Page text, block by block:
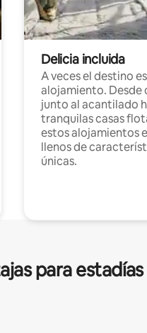
Delicia incluida
A veces el destino
alojamiento. Desde
junto al acantilado
tranquilas casas
estos alojamientos
llenos de
únicas.
para